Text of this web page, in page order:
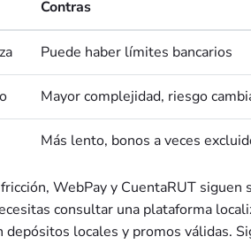
Contras
Puede haber límites bancarios
Mayor complejidad, riesgo
Más lento, bonos a veces
WebPay y CuentaRUT siguen
consultar una plataforma
locales y promos válidas.